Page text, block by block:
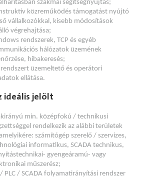
szakmai segítségnyújtás;
közreműködés támogatást nyújtó
vállalkozókkal, kisebb módosítások
végrehajtása;
rendszerek, TCP és egyéb
hálózatok üzemének
hibakeresés;
rendszert üzemeltető és operátori
ellátása.
ideális jelölt
min. középfokú / technikusi
rendelkezik az alábbi területek
számítógép szerelő / szervizes,
informatikus, SCADA technikus,
gyengeáramú- vagy
műszerész;
/ PLC / SCADA folyamatirányítási rendszer